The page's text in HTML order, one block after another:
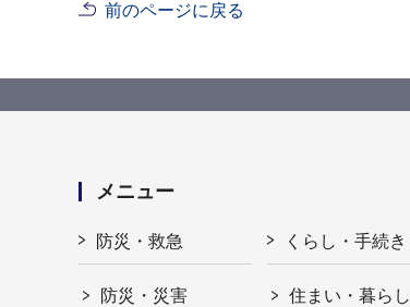
前のページに戻る
メニュー
防災・救急
防災・災害
くらし・手続き
住まい・暮らし